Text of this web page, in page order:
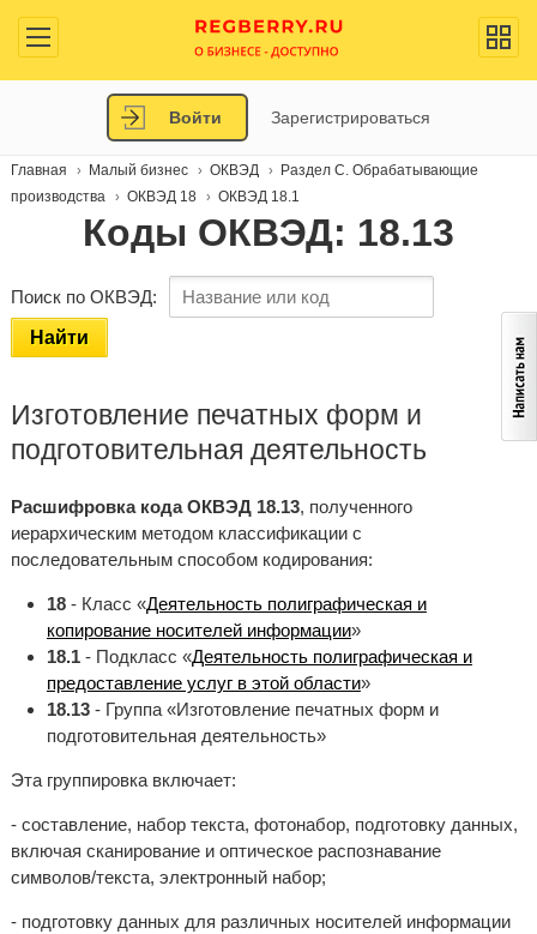
Войти Зарегистрироваться
Главная Малый бизнес ОКВЭД
Раздел C. Обрабатывающие
производства
ОКВЭД 18 ОКВЭД 18.1
Коды ОКВЭД: 18.13
Поиск по ОКВЭД:
Найти
Изготовление печатных форм и
подготовительная деятельность
Расшифровка кода ОКВЭД 18.13, полученного
иерархическим методом классификации с
последовательным способом кодирования:
18- Класс «Деятельность полиграфическая и
копирование носителей информации»
18.1- Подкласс «Деятельность полиграфическая и
предоставление услуг в этой области»
18.13- Группа «Изготовление печатных форм и
подготовительная деятельность»
Эта группировка включает:
- составление, набор текста, фотонабор, подготовку данных,
включая сканирование и оптическое распознавание
символов/текста, электронный набор;
- подготовку данных для различных носителей информации